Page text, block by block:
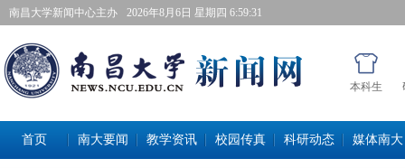
南昌大学新闻中心主办 2026年8月6日星期四 6:59:32
本科生
首页 南大要闻 教学资讯 校园传真 科研动态 媒体南大